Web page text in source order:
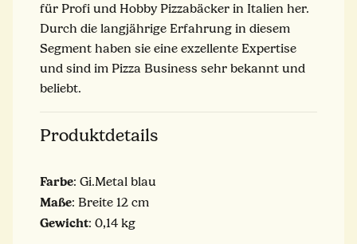
für Profi und Hobby Pizzabäcker in Italien her.
Durch die langjährige Erfahrung in diesem
Segment haben sie eine exzellente Expertise
und sind im Pizza Business sehr bekannt und
beliebt.
Produktdetails
Farbe: Gi.Metal blau
Maße: Breite 12 cm
Gewicht: 0,14 kg